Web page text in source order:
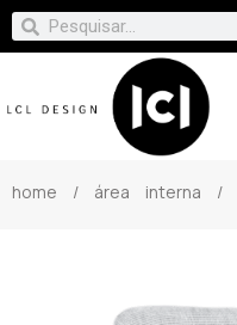
home / área interna /